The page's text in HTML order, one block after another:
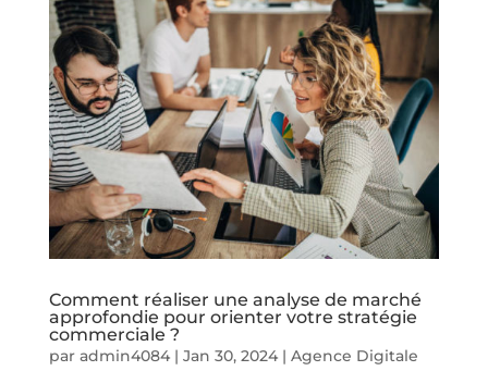
Comment réaliser une analyse de marché
approfondie pour orienter votre stratégie
commerciale ?
par admin4084| Jan 30, 2024| Agence Digitale